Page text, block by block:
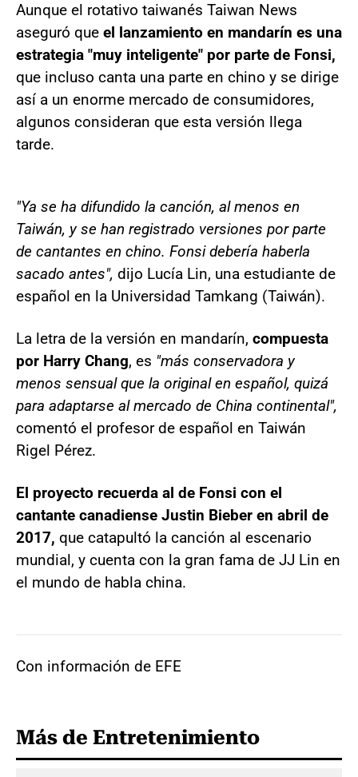
Aunque el rotativo taiwanés Taiwan News
aseguró que el lanzamiento en mandarín es una
estrategia "muy inteligente" por parte de Fonsi,
que incluso canta una parte en chino y se dirige
así a un enorme mercado de consumidores,
algunos consideran que esta versión llega
tarde.
"Ya se ha difundido la canción, al menos en
Taiwán, y se han registrado versiones por parte
de cantantes en chino. Fonsi debería haberla
sacado antes", dijo Lucía Lin, una estudiante de
español en la Universidad Tamkang (Taiwán).
La letra de la versión en mandarín, compuesta
por Harry Chang, es "más conservadora y
menos sensual que la original en español, quizá
para adaptarse al mercado de China continental",
comentó el profesor de español en Taiwán
Rigel Pérez.
El proyecto recuerda al de Fonsi con el
cantante canadiense Justin Bieber en abril de
2017, que catapultó la canción al escenario
mundial, y cuenta con la gran fama de JJ Lin en
el mundo de habla china.
Con información de EFE
Más de Entretenimiento